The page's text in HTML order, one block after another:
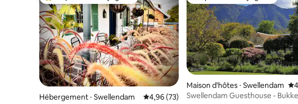
Hébergement ⋅ Swellendam Évaluation moyenne sur la base de 73
4,96 (73)
Maison d'hôtes ⋅ Swellendam
Swellendam Guesthouse -